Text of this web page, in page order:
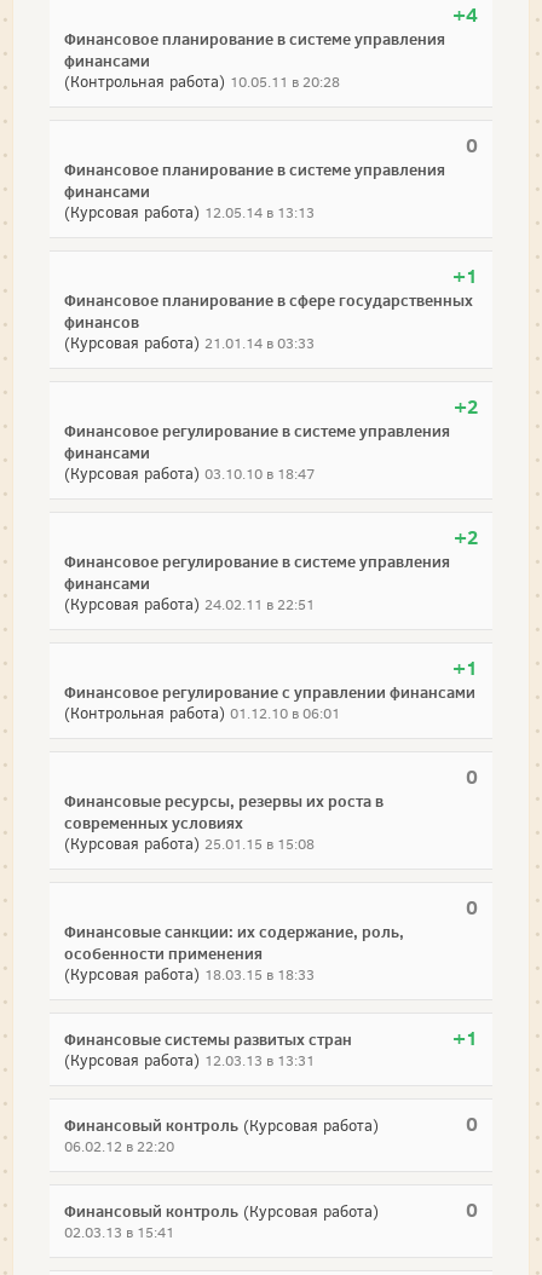
+4
Финансовое планирование в системе управления
финансами
(Контрольная работа) 10.05.11 в 20:28
0
Финансовое планирование в системе управления
финансами
(Курсовая работа) 12.05.14 в 13:13
+1
Финансовое планирование в сфере государственных
финансов
(Курсовая работа) 21.01.14 в 03:33
+2
Финансовое регулирование в системе управления
финансами
(Курсовая работа) 03.10.10 в 18:47
+2
Финансовое регулирование в системе управления
финансами
(Курсовая работа) 24.02.11 в 22:51
+1
Финансовое регулирование с управлении финансами
(Контрольная работа) 01.12.10 в 06:01
0
Финансовые ресурсы, резервы их роста в
современных условиях
(Курсовая работа) 25.01.15 в 15:08
0
Финансовые санкции: их содержание, роль,
особенности применения
(Курсовая работа) 18.03.15 в 18:33
+1
Финансовые системы развитых стран
(Курсовая работа) 12.03.13 в 13:31
0
Финансовый контроль (Курсовая работа)
06.02.12 в 22:20
0
Финансовый контроль (Курсовая работа)
02.03.13 в 15:41